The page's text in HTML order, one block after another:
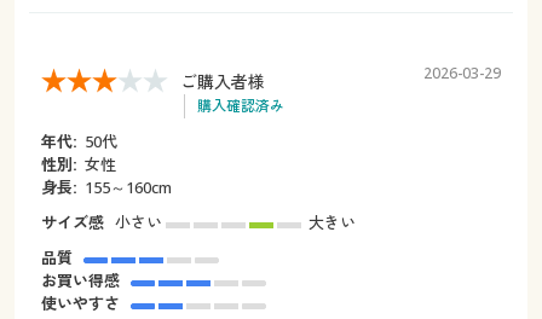
ご購入者様
購入確認済み
2026-03-29
年代: 50代
性別: 女性
身長: 155～160cm
サイズ感 小さい
大きい
品質
お買い得感
使いやすさ